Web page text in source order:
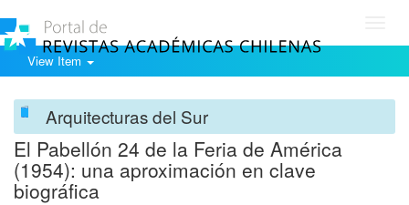
View Item
Arquitecturas del Sur
El Pabellón 24 de la Feria de América
(1954): una aproximación en clave
biográfica